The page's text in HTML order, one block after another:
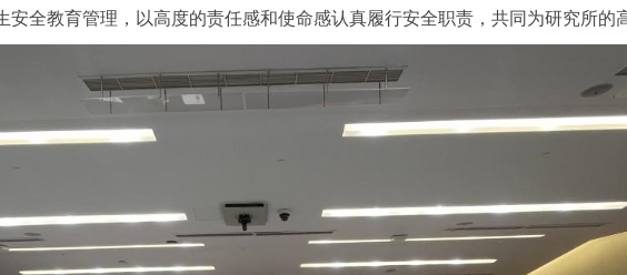
全教育管理，以高度的责任感和使命感认真履行安全职责，共同为研究所的